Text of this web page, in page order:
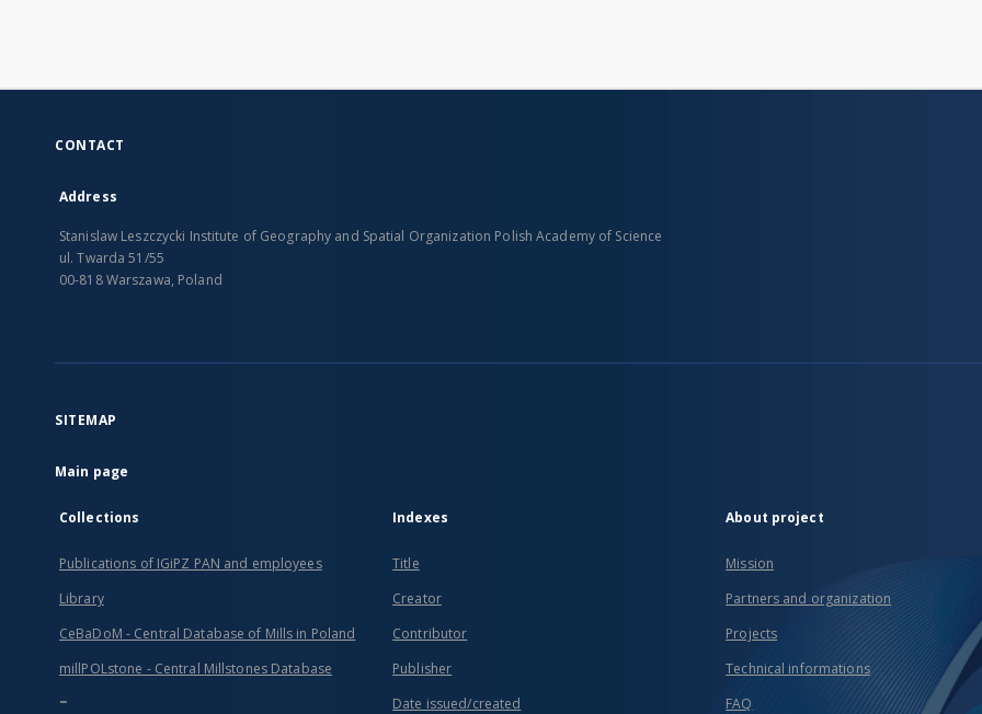
CONTACT
Address
Stanislaw Leszczycki Institute of Geography and Spatial Organization Polish Academy of Science
ul. Twarda 51/55
00-818 Warszawa, Poland
SITEMAP
Main page
Collections
Publications of IGiPZ PAN and employees
Library
CeBaDoM - Central Database of Mills in Poland
millPOLstone - Central Millstones Database
...
Indexes
Title
Creator
Contributor
Publisher
Date issued/created
About project
Mission
Partners and organization
Projects
Technical informations
FAQ